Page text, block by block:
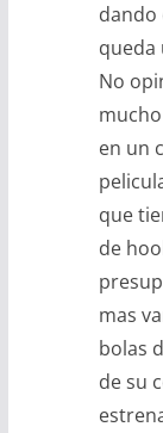
dando
queda
No
en un
que
de
mas
bolas
de su